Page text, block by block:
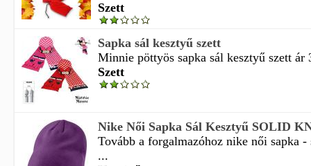
Szett
Sapka sál kesztyű szett
Minnie pöttyös sapka sál kesztyű szett ár
Szett
Nike Női Sapka Sál Kesztyű SOLID
Tovább a forgalmazóhoz nike női sapka
...